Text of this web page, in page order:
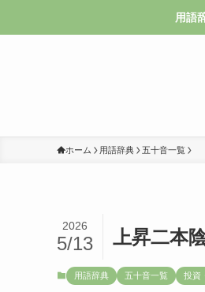
用語
ホーム 用語辞典 五十音一覧
上昇二本
2026
5/13
用語辞典 五十音一覧 投資